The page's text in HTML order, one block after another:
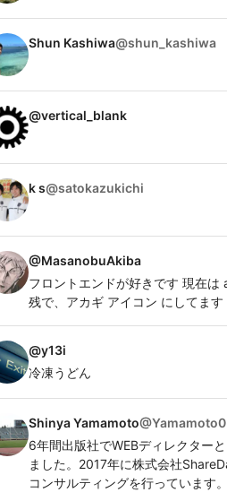
Shun Kashiwa@shun_kashiwa
@vertical_blank
k s@satokazukichi
@MasanobuAkiba
フロントエンドが好きです 現在
残で、アカギ アイコン にしてま
@y13i
冷凍うどん
Shinya Yamamoto@
6年間出版社でWEBディレクター
ました。2017年に株式会社
コンサルティングを行っています。